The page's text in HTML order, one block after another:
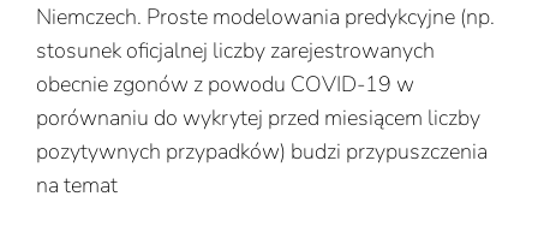
Niemczech. Proste modelowania predykcyjne (np.
stosunek oficjalnej liczby zarejestrowanych
obecnie zgonów z powodu COVID-19 w
porównaniu do wykrytej przed miesiącem liczby
pozytywnych przypadków) budzi przypuszczenia
na temat